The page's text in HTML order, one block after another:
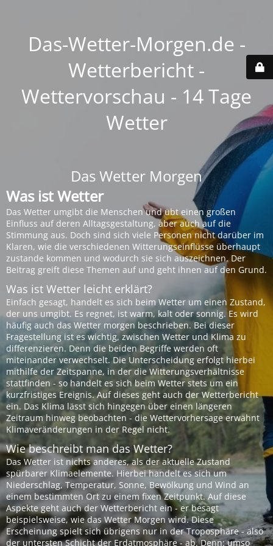
Das-Wetter-Morgen.de -
Wetterbericht -
Wettervorschau - 14 Tage
Wetter
Das Wetter Morgen
Was ist Wetter
Das Wetter umgibt die Menschen und übt einen großen
Einfluss auf deren Alltagsgestaltung, aber auch auf die
Stimmung aus. Doch sind sich viele Personen nicht darüber im
Klaren, wie die verschiedenen Witterungseinflüsse überhaupt
zustande kommen und wodurch sie sich auszeichnen. Der
Beitrag greift diese Themen auf und geht ihnen auf den Grund.
Was ist Wetter leicht erklärt?
Einfach gesagt, handelt es sich beim Wetter um einen Zustand,
der uns umgibt. Es regnet, ist warm, kalt oder sonnig. Es wird
häufig auch das Wetter morgen beschrieben. Bei dieser
Fragestellung ist es wichtig, zwischen Wetter und Klima zu
differenzieren. Denn die beiden Begriffe werden oft
miteinander verwechselt. Die Unterscheidung erfolgt hierbei
mithilfe der Zeitspanne, in der die Witterungsverhältnisse
stattfinden - so handelt es sich beim Wetter stets um ein
kurzfristiges Ereignis. Auf dieses geht auch der Wetterbericht
ein. Das Klima lässt sich hingegen über einen längeren
Zeitraum hinweg beobachten - die Wettervorhersage erwähnt
Klimaveränderungen in der Regel nicht.
Wie beschreibt man das Wetter?
Das Wetter ist nichts anderes, als der aktuelle Zustand
spürbarer Klimaelemente. Hierbei handelt es sich um
Niederschlag, Temperatur, Sonne, Bewölkung und Wind an
einem bestimmten Ort zu einem fixen Zeitpunkt. Auf diese
Aspekte geht auch der Wetterbericht ein - er besagt
beispielsweise, wie das Wetter Morgen wird. Diese
Erscheinung spielt sich übrigens nur in der Troposphäre - also
der untersten Schicht der Erdatmosphäre - ab. Denn: umso